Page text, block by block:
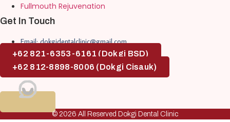
Fullmouth Rejuvenation
Get In Touch
Email: dokgidentalclinic@gmail.com
+62 821-6353-6161 (Dokgi BSD)
+62 812-8898-8006 (Dokgi Cisauk)
© 2026 All Reserved Dokgi Dental Clinic